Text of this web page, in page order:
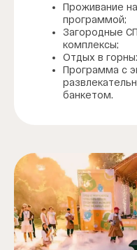
Проживание
программой;
Загородные
комплексы;
Отдых в
Программа с
банкетом.